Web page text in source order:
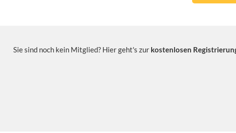
Sie sind noch kein Mitglied? Hier geht's zur kostenlosen